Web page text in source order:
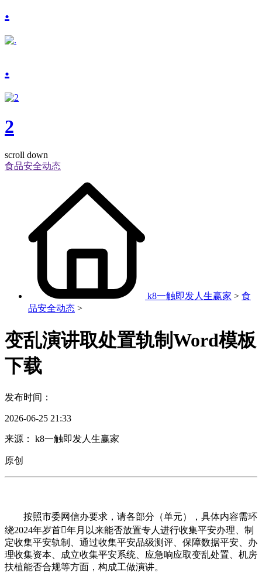
.
.
2
scroll down
食品安全动态
k8一触即发人生赢家 > 食
品安全动态 >
变乱演讲取处置轨制Word模板
下载
发布时间：
2026-06-25 21:33
来源： k8一触即发人生赢家
原创
按照市委网信办要求，请各部分（单元），具体内容需环
绕2024年岁首年月以来能否放置专人进行收集平安办理、制
定收集平安轨制、通过收集平安品级测评、保障数据平安、办
理收集资本、成立收集平安系统、应急响应取变乱处置、机房
扶植能否合规等方面，构成工做演讲。